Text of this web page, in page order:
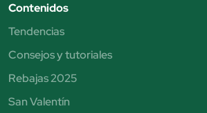
Contenidos
Tendencias
Consejos y tutoriales
Rebajas 2025
San Valentín